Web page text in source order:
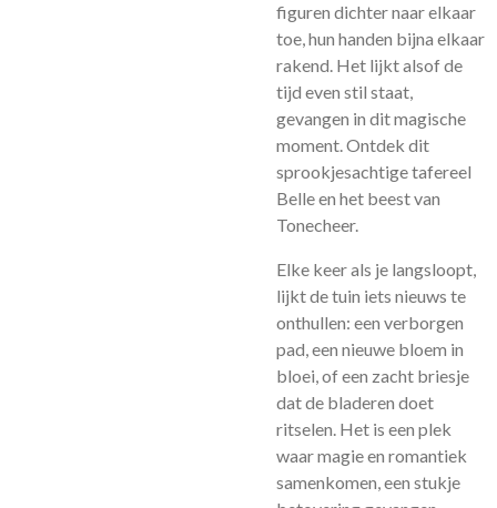
figuren dichter naar elkaar
toe, hun handen bijna elkaar
rakend. Het lijkt alsof de
tijd even stil staat,
gevangen in dit magische
moment. Ontdek dit
sprookjesachtige tafereel
Belle en het beest van
Tonecheer.
Elke keer als je langsloopt,
lijkt de tuin iets nieuws te
onthullen: een verborgen
pad, een nieuwe bloem in
bloei, of een zacht briesje
dat de bladeren doet
ritselen. Het is een plek
waar magie en romantiek
samenkomen, een stukje